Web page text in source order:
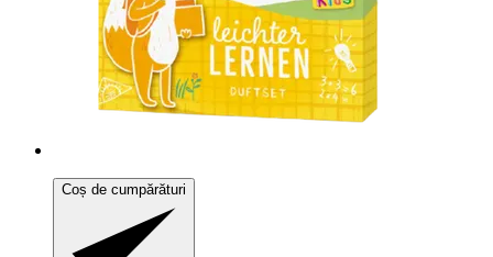
Coș de cumpărături